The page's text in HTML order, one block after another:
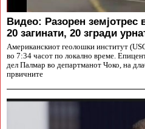
Видео: Разорен земјотрес
20 загинати, 20 згради
Американскиот геолошки институт
во 7:34 часот по локално време.
дел Палмар во департманот Чоко, на
првичните